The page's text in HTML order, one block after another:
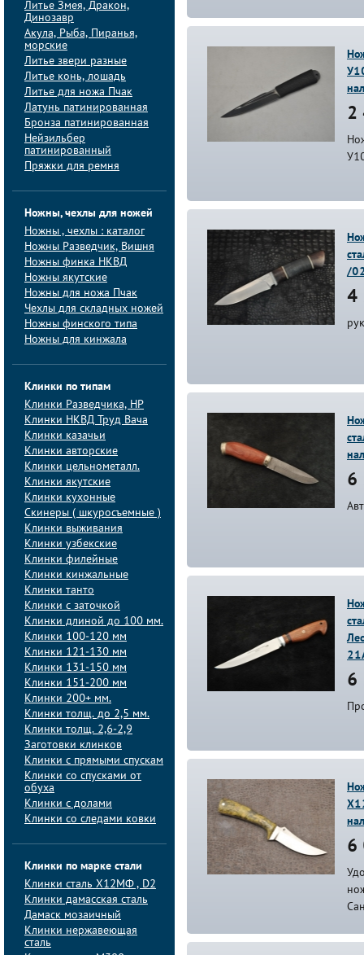
Литье Змея, Дракон,
Динозавр
Акула, Рыба, Пиранья,
морские
Литье звери разные
Литье конь, лошадь
Литье для ножа Пчак
Латунь патинированная
Бронза патинированная
Нейзильбер
патинированный
Пряжки для ремня
Ножны, чехлы для ножей
Ножны , чехлы : каталог
Ножны Разведчик, Вишня
Ножны финка НКВД
Ножны якутские
Ножны для ножа Пчак
Чехлы для складных ножей
Ножны финского типа
Ножны для кинжала
Клинки по типам
Клинки Pазведчика, НP
Клинки НКВД Труд Вача
Клинки казачьи
Клинки авторские
Клинки цельнометалл.
Клинки якутские
Клинки кухонные
Скинеры ( шкуросъемные )
Клинки выживания
Клинки узбекские
Клинки филейные
Клинки кинжальные
Клинки танто
Клинки с заточкой
Клинки длиной до 100 мм.
Клинки 100-120 мм
Клинки 121-130 мм
Клинки 131-150 мм
Клинки 151-200 мм
Клинки 200+ мм.
Клинки толщ. до 2,5 мм.
Клинки толщ. 2,6-2,9
Заготовки клинков
Клинки с прямыми спускам
Клинки со спусками от
обуха
Клинки с долами
Клинки со следами ковки
Клинки по марке стали
Клинки сталь Х12МФ , D2
Клинки дамасская сталь
Дамаск мозаичный
Клинки нержавеющая
сталь
2
/
4
6
6
6